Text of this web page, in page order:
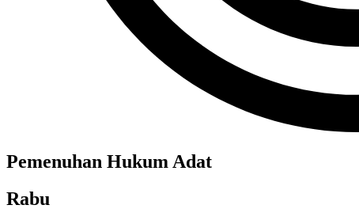
Pemenuhan Hukum Adat
Rabu